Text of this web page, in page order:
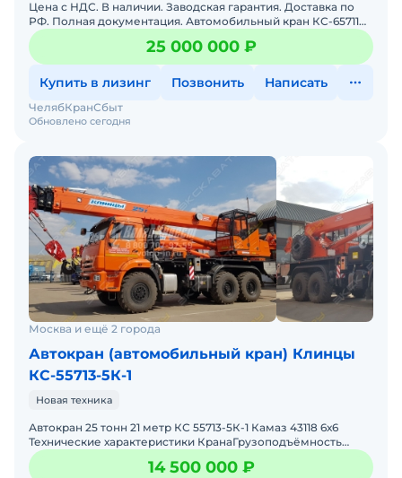
Цена с НДС. В наличии. Заводская гарантия. Доставка по
РФ. Полная документация. Автомобильный кран КС-65711
ЧЕЛЯБИНЕЦ серии «Плюс», предлагаемый в настоящем пр
25 000 000 ₽
Купить в лизинг Позвонить Написать
Обновлено сегодня
ЧелябКранСбыт
Москва и ещё 2 города
Автокран (автомобильный кран) Клинцы
КС-55713-5К-1
Новая техника
Автокран 25 тонн 21 метр КС 55713-5К-1 Камаз 43118 6х6
Технические характеристики КранаГрузоподъёмность
миди максимальная, т25,0Максимальный грузовой момент,
кН
14 500 000 ₽